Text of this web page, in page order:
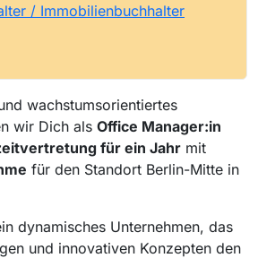
/ Immobilienbuchhalter
wachstumsorientiertes
wir Dich als Office Manager:in
für ein Jahr mit
für den Standort Berlin-Mitte in
dynamisches Unternehmen, das
und innovativen Konzepten den